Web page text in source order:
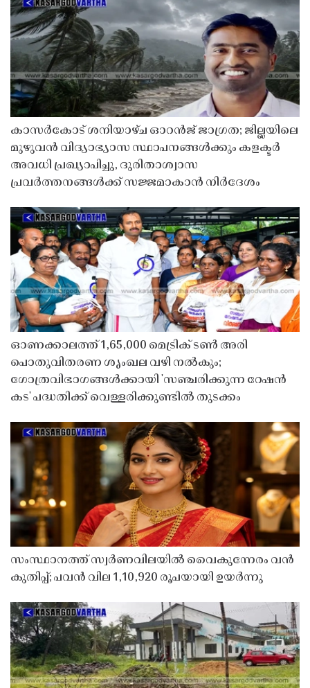
കാസർകോട് ശനിയാഴ്ച ഓറൻജ് ജാഗ്രത; ജില്ലയിലെ
മുഴുവൻ വിദ്യാഭ്യാസ സ്ഥാപനങ്ങൾക്കും കളക്ടർ
അവധി പ്രഖ്യാപിച്ചു, ദുരിതാശ്വാസ
പ്രവർത്തനങ്ങൾക്ക് സജ്ജമാകാൻ നിർദേശം
ഓണക്കാലത്ത് 1,65,000 മെട്രിക് ടൺ അരി
പൊതുവിതരണ ശൃംഖല വഴി നൽകും;
ഗോത്രവിഭാഗങ്ങൾക്കായി 'സഞ്ചരിക്കുന്ന റേഷൻ
കട' പദ്ധതിക്ക് വെള്ളരിക്കുണ്ടിൽ തുടക്കം
സംസ്ഥാനത്ത് സ്വർണവിലയിൽ വൈകുന്നേരം വൻ
കുതിപ്പ്; പവൻ വില 1,10,920 രൂപയായി ഉയർന്നു